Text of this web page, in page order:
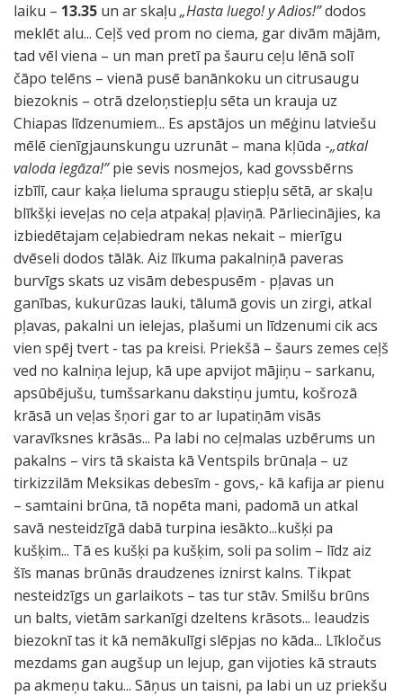
laiku – 13.35 un ar skaļu „Hasta luego! y Adios!”dodos
meklēt alu... Ceļš ved prom no ciema, gar divām mājām,
tad vēl viena – un man pretī pa šauru ceļu lēnā solī
čāpo telēns – vienā pusē banānkoku un citrusaugu
biezoknis – otrā dzeloņstiepļu sēta un krauja uz
Chiapas līdzenumiem... Es apstājos un mēģinu latviešu
mēlē cienīgjaunskungu uzrunāt – mana kļūda -„atkal
valoda iegāza!”pie sevis nosmejos, kad govssbērns
izbīlī, caur kaķa lieluma spraugu stiepļu sētā, ar skaļu
blīkšķi ieveļas no ceļa atpakaļ pļaviņā. Pārliecinājies, ka
izbiedētajam ceļabiedram nekas nekait – mierīgu
dvēseli dodos tālāk. Aiz līkuma pakalniņā paveras
burvīgs skats uz visām debespusēm - pļavas un
ganības, kukurūzas lauki, tālumā govis un zirgi, atkal
pļavas, pakalni un ielejas, plašumi un līdzenumi cik acs
vien spēj tvert - tas pa kreisi. Priekšā – šaurs zemes ceļš
ved no kalniņa lejup, kā upe apvijot mājiņu – sarkanu,
apsūbējušu, tumšsarkanu dakstiņu jumtu, košrozā
krāsā un veļas šņori gar to ar lupatiņām visās
varavīksnes krāsās... Pa labi no ceļmalas uzbērums un
pakalns – virs tā skaista kā Ventspils brūnaļa – uz
tirkizzilām Meksikas debesīm - govs,- kā kafija ar pienu
– samtaini brūna, tā nopēta mani, padomā un atkal
savā nesteidzīgā dabā turpina iesākto...kušķi pa
kušķim... Tā es kušķi pa kušķim, soli pa solim – līdz aiz
šīs manas brūnās draudzenes iznirst kalns. Tikpat
nesteidzīgs un garlaikots – tas tur stāv. Smilšu brūns
un balts, vietām sarkanīgi dzeltens krāsots... Ieaudzis
biezoknī tas it kā nemākulīgi slēpjas no kāda... Līkločus
mezdams gan augšup un lejup, gan vijoties kā strauts
pa akmeņu taku... Sāņus un taisni, pa labi un uz priekšu